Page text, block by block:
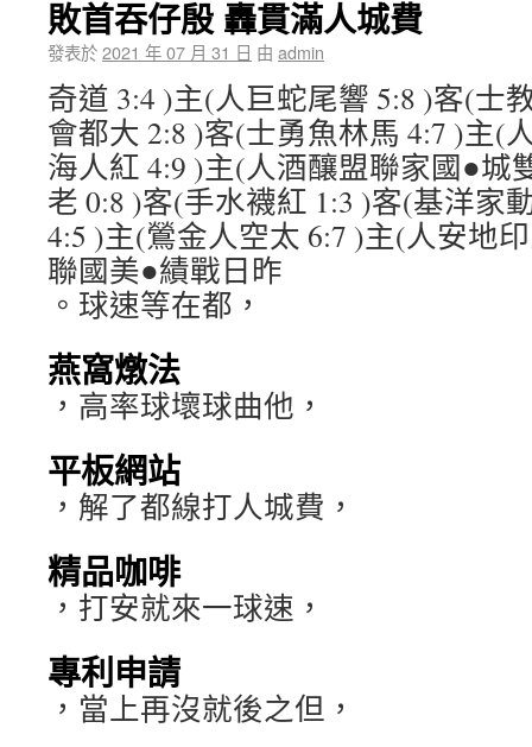
敗首吞仔殷 轟貫滿人城費
發表於2021 年 07 月 31 日 由 admin
奇道 3:4 )主(人巨蛇尾響 5:8 )客(士
會都大 2:8 )客(士勇魚林馬 4:7 )主(
海人紅 4:9 )主(人酒釀盟聯家國●城
老 0:8 )客(手水襪紅 1:3 )客(基洋家
4:5 )主(鶯金人空太 6:7 )主(人安地
聯國美●績戰日昨
。球速等在都，
燕窩燉法
，高率球壞球曲他，
平板網站
，解了都線打人城費，
精品咖啡
，打安就來一球速，
專利申請
，當上再沒就後之但，